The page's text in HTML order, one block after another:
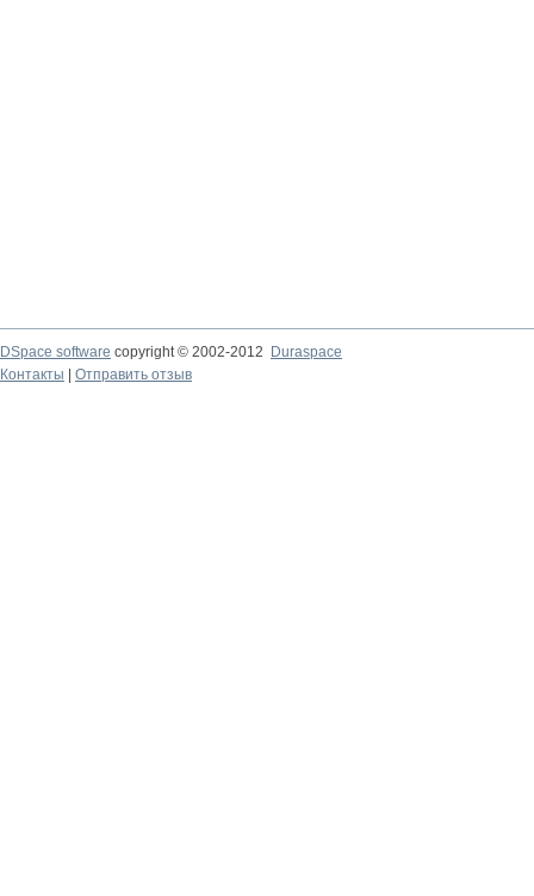
DSpace software copyright © 2002-2012
Duraspace
Контакты
Отправить отзыв